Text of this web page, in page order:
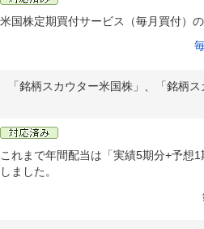
米国株定期買付サービス（毎月買付）
「銘柄スカウター米国株」、「銘柄
これまで年間配当は「実績5期分+予想
しました。